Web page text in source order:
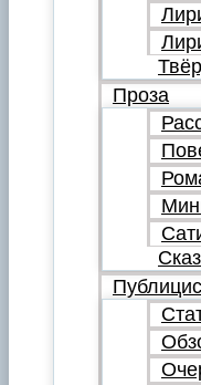
Проза